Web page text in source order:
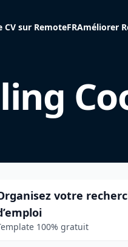
sur RemoteFRAméliorer
votre
100% gratuit